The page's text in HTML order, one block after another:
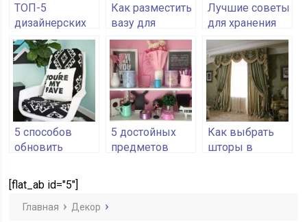
ТОП-5
дизайнерских
настольных
ламп
Как разместить
вазу для
цветов в
интерьере
Лучшие советы
для хранения
детских
игрушек
5 способов
обновить
креслах
5 достойных
предметов
Как выбрать
шторы в
[flat_ab id="5"]
Главная Декор